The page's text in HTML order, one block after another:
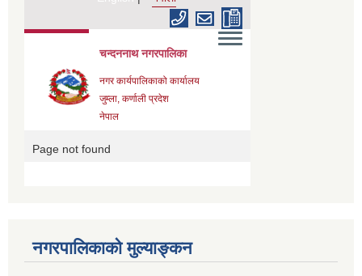
नगरपालिकाको मुल्याङ्कन